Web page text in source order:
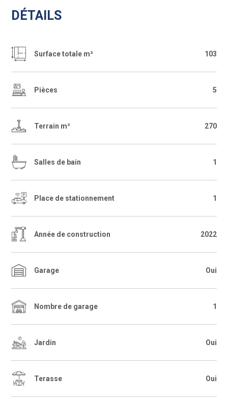
DÉTAILS
Surface totale m² 103
Pièces 5
Terrain m² 270
Salles de bain 1
Place de stationnement 1
Année de construction 2022
Garage Oui
Nombre de garage 1
Jardin Oui
Terasse Oui